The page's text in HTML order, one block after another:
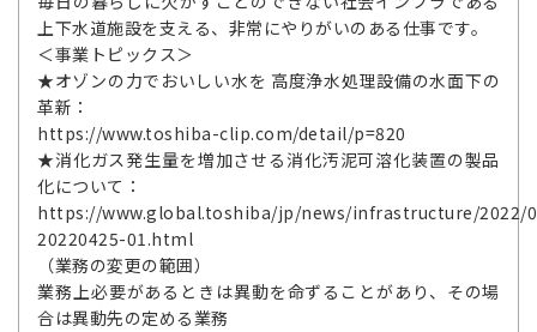
上下水道施設を支える、非常にやりがいのある仕事です。
＜事業トピックス＞
★オゾンの力でおいしい水を 高度浄水処理設備の水面下の
革新：
https://www.toshiba-clip.com/detail/p=820
★消化ガス発生量を増加させる消化汚泥可溶化装置の製品
化について：
https://www.global.toshiba/jp/news/infrastructure/2022/
20220425-01.html
（業務の変更の範囲）
業務上必要があるときは異動を命ずることがあり、その場
合は異動先の定める業務